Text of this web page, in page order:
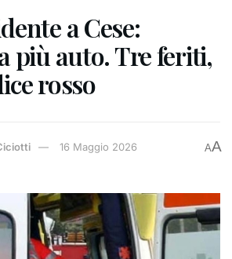
a Cese:
più auto. Tre feriti,
rosso
16 Maggio 2026 AA